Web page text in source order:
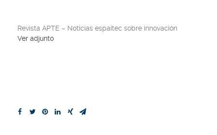
Revista APTE – Noticias espaitec sobre innovación
Ver adjunto